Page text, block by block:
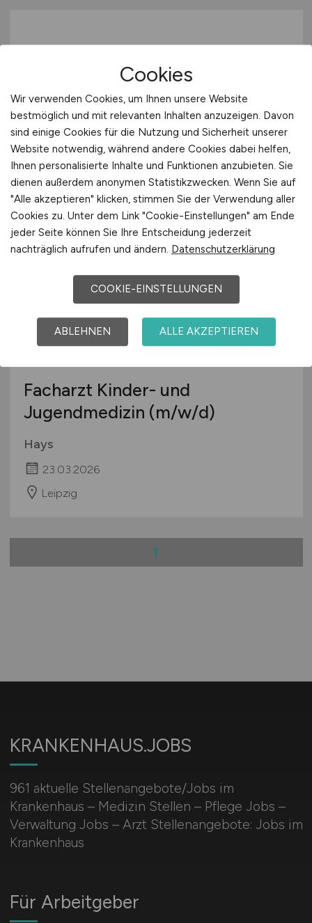
Facharzt Kinder- und
Jugendmedizin(m/w/d)
Hays
13.04.2026
Leipzig
Facharzt Kinder- und
Jugendmedizin (m/w/d)
Hays
23.03.2026
Leipzig
1
KRANKENHAUS.JOBS
961 aktuelle Stellenangebote/Jobs im
Krankenhaus – Medizin Stellen – Pflege Jobs –
Verwaltung Jobs – Arzt Stellenangebote: Jobs im
Krankenhaus
Für Arbeitgeber
Cookies
Wir verwenden Cookies, um Ihnen unsere Website
bestmöglich und mit relevanten Inhalten anzuzeigen. Davon
sind einige Cookies für die Nutzung und Sicherheit unserer
Website notwendig, während andere Cookies dabei helfen,
Ihnen personalisierte Inhalte und Funktionen anzubieten. Sie
dienen außerdem anonymen Statistikzwecken. Wenn Sie auf
"Alle akzeptieren" klicken, stimmen Sie der Verwendung aller
Cookies zu. Unter dem Link "Cookie-Einstellungen" am Ende
jeder Seite können Sie Ihre Entscheidung jederzeit
nachträglich aufrufen und ändern. Datenschutzerklärung
COOKIE-EINSTELLUNGEN
ABLEHNEN ALLE AKZEPTIEREN